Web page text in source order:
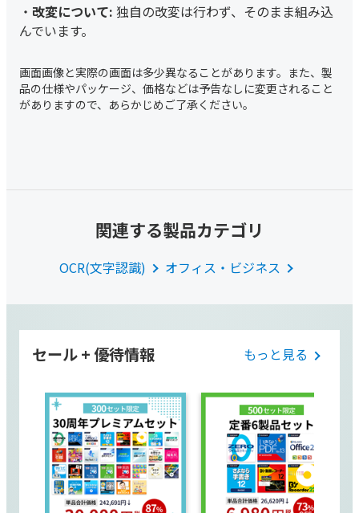
改変について: 独自の改変は行わず、そのまま組み込
んでいます。
関連する製品カテゴリ
OCR(文字認識) オフィス・ビジネス
セール + 優待情報 もっと見る